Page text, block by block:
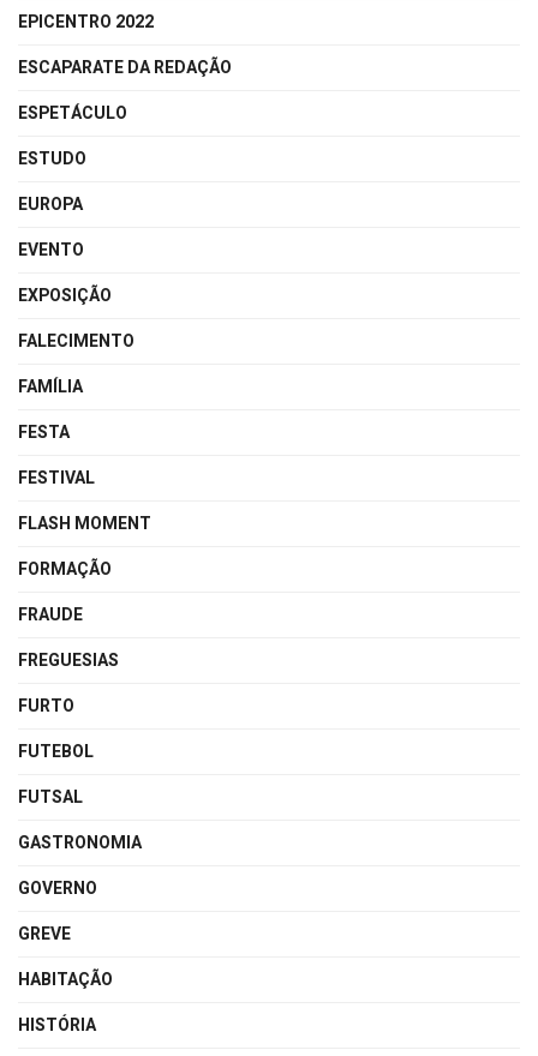
EPICENTRO 2022
ESCAPARATE DA REDAÇÃO
ESPETÁCULO
ESTUDO
EUROPA
EVENTO
EXPOSIÇÃO
FALECIMENTO
FAMÍLIA
FESTA
FESTIVAL
FLASH MOMENT
FORMAÇÃO
FRAUDE
FREGUESIAS
FURTO
FUTEBOL
FUTSAL
GASTRONOMIA
GOVERNO
GREVE
HABITAÇÃO
HISTÓRIA